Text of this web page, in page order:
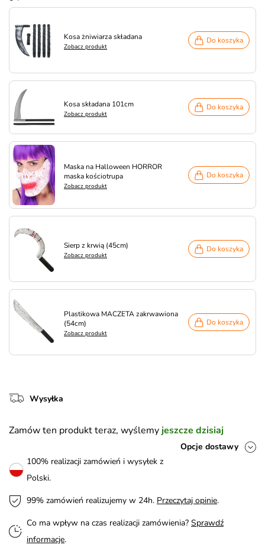
Kosa żniwiarza składana
Zobacz produkt
Do koszyka
Kosa składana 101cm
Zobacz produkt
Do koszyka
Maska na Halloween HORROR
maska kościotrupa
Zobacz produkt
Do koszyka
Sierp z krwią (45cm)
Zobacz produkt
Do koszyka
Plastikowa MACZETA zakrwawiona
(54cm)
Zobacz produkt
Do koszyka
Wysyłka
Zamów ten produkt teraz, wyślemy jeszcze dzisiaj
Opcje dostawy
100% realizacji zamówień i wysyłek z
Polski.
99% zamówień realizujemy w 24h. Przeczytaj opinie.
Co ma wpływ na czas realizacji zamówienia? Sprawdź
informacje.